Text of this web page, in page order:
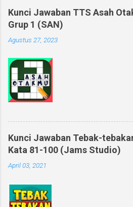
Kunci Jawaban TTS Asah
Grup 1 (SAN)
Agustus 27, 2023
Kunci Jawaban Tebak-
Kata 81-100 (Jams Studio)
April 03, 2021